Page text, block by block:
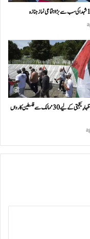
فلسطین سے اظہارِ یکجہتی کے لیے 30 ممالک سے فلسطین کارواں